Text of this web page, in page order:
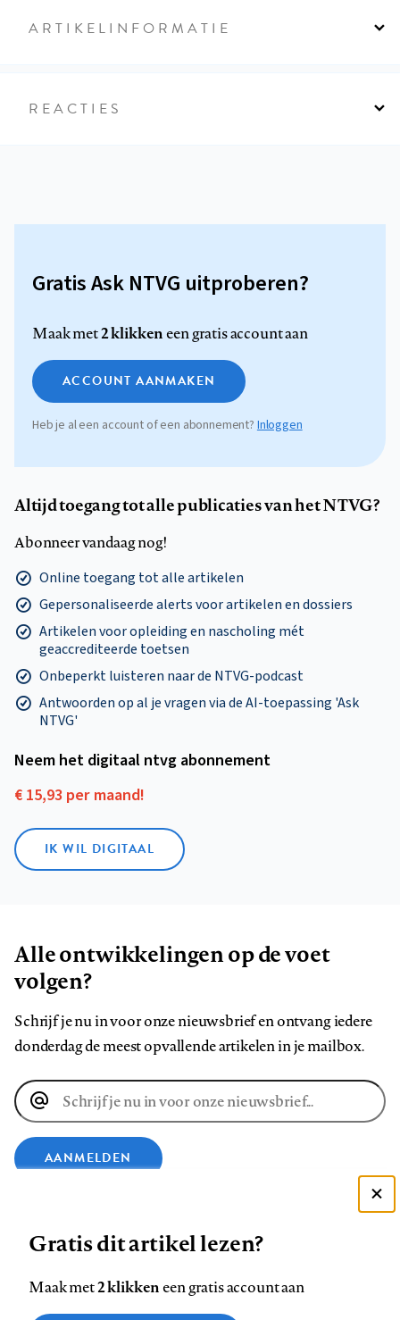
ARTIKELINFORMATIE
REACTIES
Gratis Ask NTVG uitproberen?
Maak met2 klikkeneen gratis account aan
ACCOUNT AANMAKEN
Heb je al een account of een abonnement?Inloggen
Altijd toegang tot alle publicaties van het NTVG?
Abonneer vandaag nog!
Online toegang tot alle artikelen
Gepersonaliseerde alerts voor artikelen en dossiers
Artikelen voor opleiding en nascholing mét
geaccrediteerde toetsen
Onbeperkt luisteren naar de NTVG-podcast
Antwoorden op al je vragen via de AI-toepassing 'Ask
NTVG'
Neem het digitaal ntvg abonnement
€ 15,93 per maand!
IK WIL DIGITAAL
Alle ontwikkelingen op de voet
volgen?
Schrijf je nu in voor onze nieuwsbrief en ontvang iedere
donderdag de meest opvallende artikelen in je mailbox.
E-
mailadres
AANMELDEN
ons
Zie onze cookie policy
Gratis dit artikel lezen?
Maak met2 klikkeneen gratis account aan